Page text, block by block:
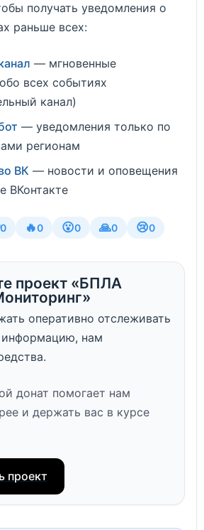
получать уведомления о
раньше всех:
— мгновенные
всех событиях
канал)
— уведомления только по
регионам
ВК — новости и оповещения
ВКонтакте
0 🔥0 😮0 🙏0 😢0
проект «БПЛА
оперативно отслеживать
информацию, нам
донат помогает нам
и держать вас в курсе
проект